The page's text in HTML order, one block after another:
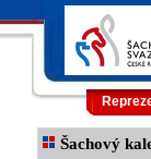
Šachový